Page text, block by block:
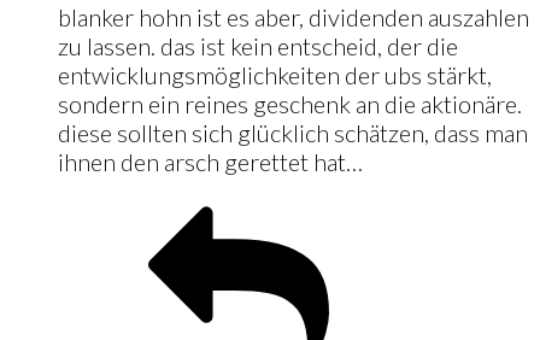
blanker hohn ist es aber, dividenden auszahlen
zu lassen. das ist kein entscheid, der die
entwicklungsmöglichkeiten der ubs stärkt,
sondern ein reines geschenk an die aktionäre.
diese sollten sich glücklich schätzen, dass man
ihnen den arsch gerettet hat…